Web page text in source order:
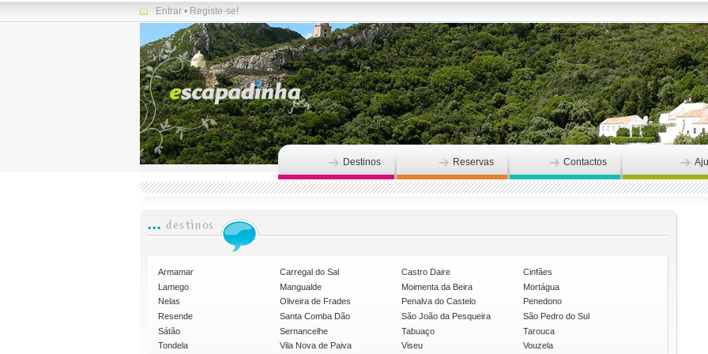
Entrar • Registe-se!
Destinos Reservas Contactos
Armamar Carregal do Sal Castro Daire
Cinfães
Lamego
Mangualde Moimenta da Beira
Mortágua
Nelas
Oliveira de Frades Penalva do Castelo
Penedono
Resende
Santa Comba Dão São João da Pesqueira
São Pedro do Sul
Sátão
Sernancelhe Tabuaço
Tarouca
Tondela
Vila Nova de Paiva Viseu Vouzela